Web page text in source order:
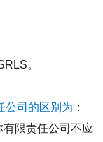
。
公司的区别为 ：
限责任公司不应